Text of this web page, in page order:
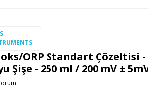
ORP Standart Çözeltisi -
Şişe - 250 ml / 200 mV ±